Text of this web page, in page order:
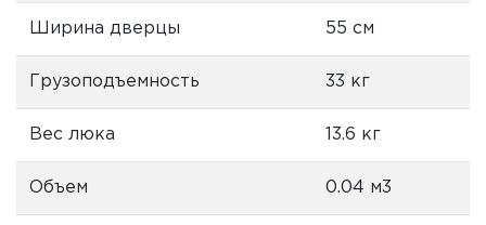
Ширина дверцы 55 см
Грузоподъемность 33 кг
Вес люка 13.6 кг
Объем 0.04 м3